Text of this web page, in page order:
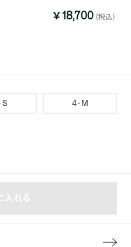
￥18,700 (税込)
S 4 - M
入れる